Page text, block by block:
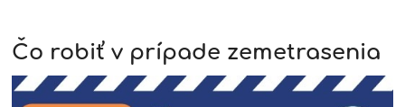
Čo robiť v prípade zemetrasenia